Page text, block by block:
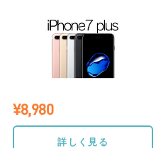
¥8,980
詳しく見る